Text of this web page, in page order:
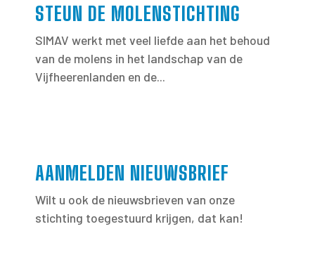
STEUN DE MOLENSTICHTING
SIMAV werkt met veel liefde aan het behoud
van de molens in het landschap van de
Vijfheerenlanden en de...
AANMELDEN NIEUWSBRIEF
Wilt u ook de nieuwsbrieven van onze
stichting toegestuurd krijgen, dat kan!